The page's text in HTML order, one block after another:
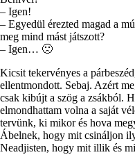
– Igen!
– Egyedül érezted magad a
meg mind mást játszott?
– Igen… 🙁
Kicsit tekervényes a
ellentmondott. Sebaj. Azért
csak kibújt a szög a zsákból.
elmondhattam volna a saját
tervünk, ki mikor és hova
Ábelnek, hogy mit csináljon
Neadjisten, hogy mit illik és